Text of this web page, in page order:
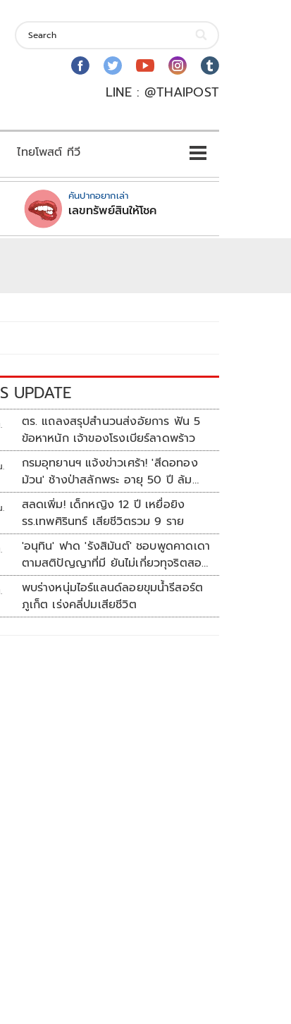
LINE : @THAIPOST
ไทยโพสต์ ทีวี
คันปากอยากเล่า
เลขทรัพย์สินให้โชค
UPDATE
ตร. แถลงสรุปสำนวนส่งอัยการ ฟัน 5
ข้อหาหนัก เจ้าของโรงเบียร์ลาดพร้าว
.
กรมอุทยานฯ แจ้งข่าวเศร้า! 'สีดอทอง
ม้วน' ช้างป่าสลักพระ อายุ 50 ปี ล้ม
แล้ว
.
สลดเพิ่ม! เด็กหญิง 12 ปี เหยื่อยิง
รร.เทพศิรินทร์ เสียชีวิตรวม 9 ราย
'อนุทิน' ฟาด 'รังสิมันต์' ชอบพูดคาดเดา
ตามสติปัญญาที่มี ยันไม่เกี่ยวทุจริตสอบ
ท้องถิ่น
พบร่างหนุ่มไอร์แลนด์ลอยขุมน้ำรีสอร์ต
ภูเก็ต เร่งคลี่ปมเสียชีวิต